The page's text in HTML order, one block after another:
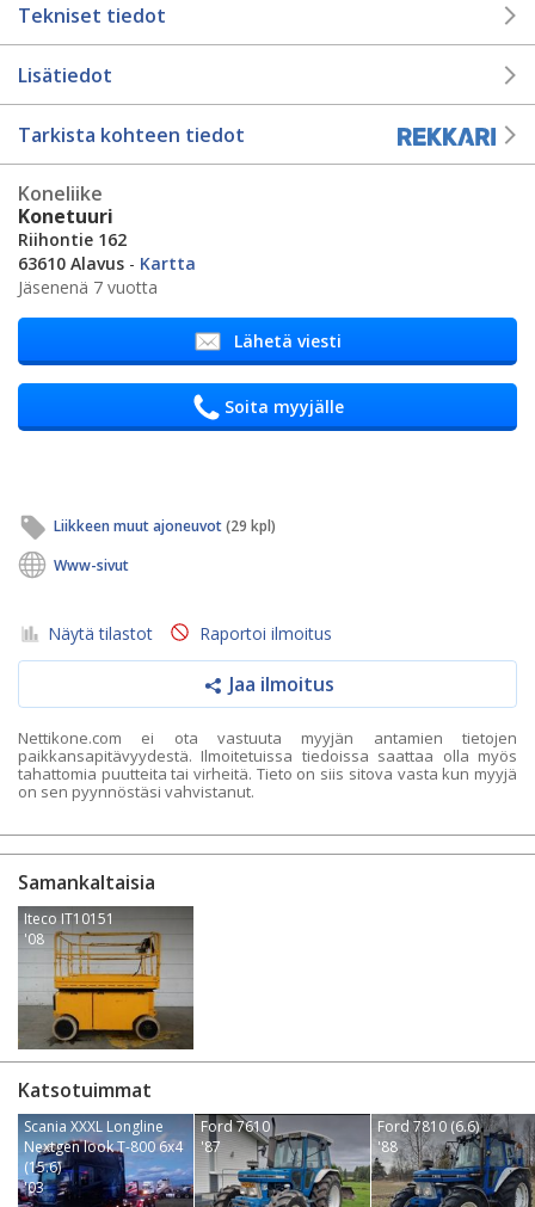
Tekniset tiedot
Lisätiedot
Tarkista kohteen tiedot
Koneliike
Konetuuri
Riihontie 162
63610 Alavus - Kartta
Jäsenenä 7 vuotta
Lähetä viesti
Soita myyjälle
Liikkeen muut ajoneuvot(29 kpl)
Www-sivut
Näytä tilastot Raportoi ilmoitus
Jaa ilmoitus
Nettikone.com ei ota vastuuta myyjän antamien tietojen
paikkansapitävyydestä. Ilmoitetuissa tiedoissa saattaa olla myös
tahattomia puutteita tai virheitä. Tieto on siis sitova vasta kun myyjä
on sen pyynnöstäsi vahvistanut.
Samankaltaisia
Iteco IT10151
'08
Katsotuimmat
Scania XXXL Longline
Nextgen look T-800 6x4
(15.6)
'03
Ford 7610
'87
Ford 7810 (6.6)
'88